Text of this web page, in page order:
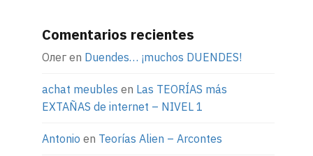
Comentarios recientes
Олег en Duendes… ¡muchos DUENDES!
achat meubles en Las TEORÍAS más
EXTAÑAS de internet – NIVEL 1
Antonio en Teorías Alien – Arcontes